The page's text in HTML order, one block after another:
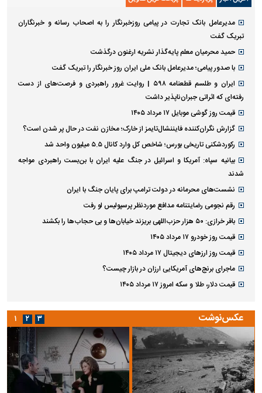
مدیرعامل بانک تجارت در پیامی روزخبرنگار را به اصحاب رسانه و خبرنگاران
تبریک گفت
حمید محرمیان معلم پایه‌گذار نشریه ارغنون درگذشت
با صدور پیامی؛ مدیرعامل بانک ملی ایران روز خبرنگار را تبریک گفت
ایران و طلسم قطعنامه ۵۹۸ | روایت غرور راهبردی و فرصت‌های از دست
رفته‌ای که اثراتی جبران‌ناپذیر داشت
قیمت روز گوشی موبایل ۱۷ مرداد ۱۴۰۵
گزارش نگران‌کننده فایننشال‌تایمز از خارک؛ مخازن نفت در حال پر شدن است؟
رکوردشکنی تاریخی بورس؛ شاخص کل وارد کانال ۵.۵ میلیون واحد شد
بیانیه سپاه: آمریکا و اسرائیل در جنگ علیه ایران با بن‌بست راهبردی مواجه
شدند
نشست‌های محرمانه در دولت ترامپ برای پایان جنگ با ایران
رقم نجومی رضایتنامه مدافع موردنظر پرسپولیس لو رفت
باقر خرازی: ۵۰ هزار حزب‌اللهی بریزند خیابان‌ها و بی حجاب‌ها را بکشند
قیمت روز خودرو ۱۷ مرداد ۱۴۰۵
قیمت روز ارز‌های دیجیتال ۱۷ مرداد ۱۴۰۵
ماجرای برنج‌های آمریکایی ارزان در بازار چیست؟
قیمت دلار، طلا و سکه امروز ۱۷ مرداد ۱۴۰۵
عکس‌نوشت ۱ ۲ ۳